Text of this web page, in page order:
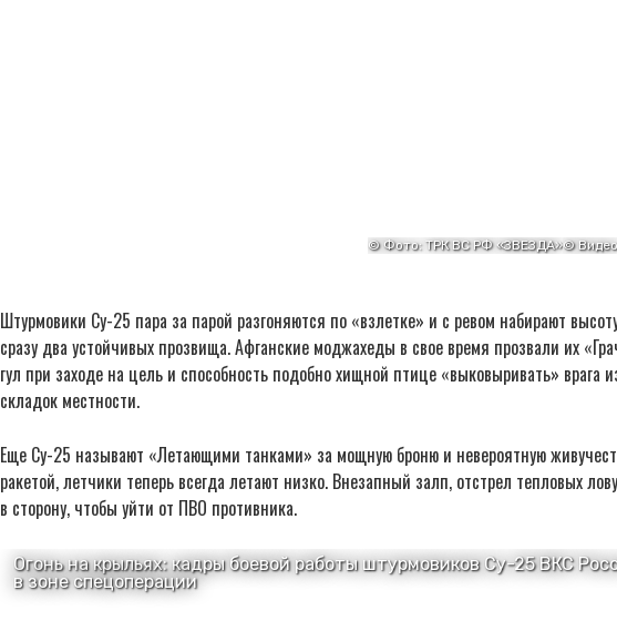
Штурмовики Су-25 пара за парой разгоняются по «взлетке» и с ревом набирают
сразу два устойчивых прозвища. Афганские моджахеды в свое время прозвали их
гул при заходе на цель и способность подобно хищной птице «выковыривать» врага
складок местности.
Еще Су-25 называют «Летающими танками» за мощную броню и невероятную
ракетой, летчики теперь всегда летают низко. Внезапный залп, отстрел тепловых
в сторону, чтобы уйти от ПВО противника.